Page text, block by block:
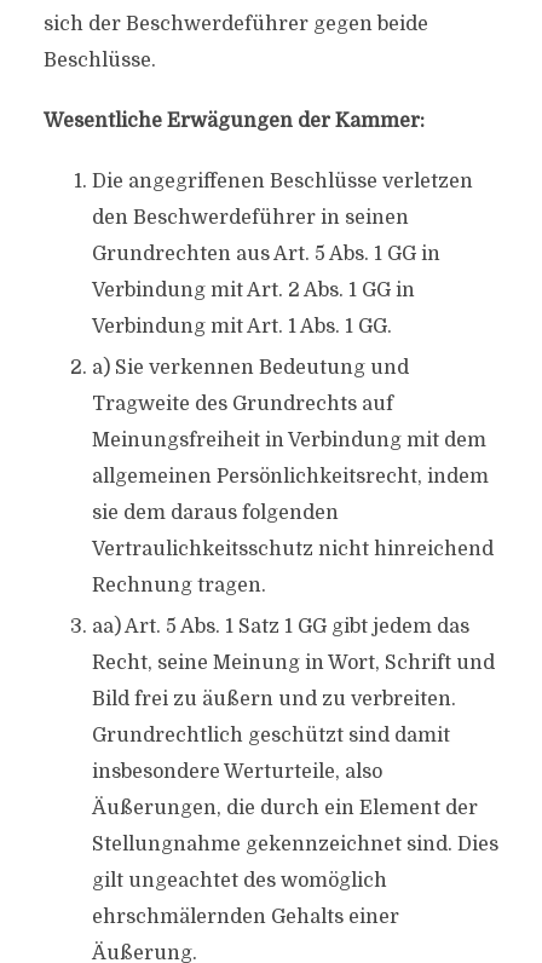
sich der Beschwerdeführer gegen beide
Beschlüsse.
Wesentliche Erwägungen der Kammer:
Die angegriffenen Beschlüsse verletzen
den Beschwerdeführer in seinen
Grundrechten aus Art. 5 Abs. 1 GG in
Verbindung mit Art. 2 Abs. 1 GG in
Verbindung mit Art. 1 Abs. 1 GG.
a) Sie verkennen Bedeutung und
Tragweite des Grundrechts auf
Meinungsfreiheit in Verbindung mit dem
allgemeinen Persönlichkeitsrecht, indem
sie dem daraus folgenden
Vertraulichkeitsschutz nicht hinreichend
Rechnung tragen.
aa) Art. 5 Abs. 1 Satz 1 GG gibt jedem das
Recht, seine Meinung in Wort, Schrift und
Bild frei zu äußern und zu verbreiten.
Grundrechtlich geschützt sind damit
insbesondere Werturteile, also
Äußerungen, die durch ein Element der
Stellungnahme gekennzeichnet sind. Dies
gilt ungeachtet des womöglich
ehrschmälernden Gehalts einer
Äußerung.